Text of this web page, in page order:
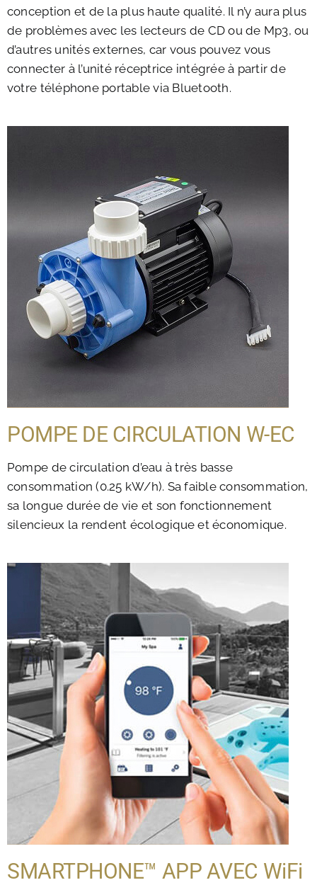
conception et de la plus haute qualité. Il n’y aura plus
de problèmes avec les lecteurs de CD ou de Mp3, ou
d’autres unités externes, car vous pouvez vous
connecter à l’unité réceptrice intégrée à partir de
votre téléphone portable via Bluetooth.
POMPE DE CIRCULATION W-EC
Pompe de circulation d’eau à très basse
consommation (0.25 kW/h). Sa faible consommation,
sa longue durée de vie et son fonctionnement
silencieux la rendent écologique et économique.
SMARTPHONE™ APP AVEC WiFi